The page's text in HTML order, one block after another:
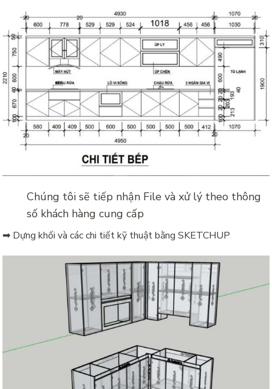
Chúng tôi sẽ tiếp nhận File và xử lý theo thông
số khách hàng cung cấp
➡ Dựng khối và các chi tiết kỹ thuật bằng SKETCHUP